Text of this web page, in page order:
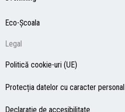
Eco-Şcoala
Legal
Politică cookie-uri (UE)
Protecția datelor cu caracter personal
Declarație de accesibilitate